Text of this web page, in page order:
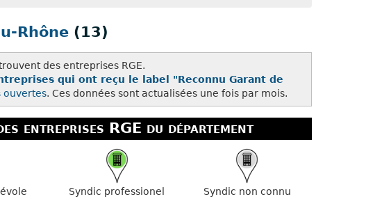
Rhône (13)
des entreprises RGE.
qui ont reçu le label "Reconnu Garant de
ouvertes. Ces données sont actualisées une fois par mois.
entreprises RGE du département
Syndic professionel Syndic non connu